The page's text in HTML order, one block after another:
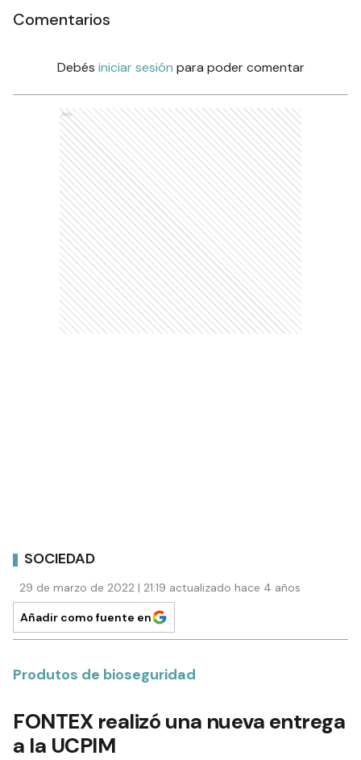
Comentarios
Debés iniciar sesión para poder comentar
Ads
SOCIEDAD
29 de marzo de 2022 | 21:19 actualizado hace 4 años
Añadir como fuente en
Produtos de bioseguridad
FONTEX realizó una nueva entrega
a la UCPIM